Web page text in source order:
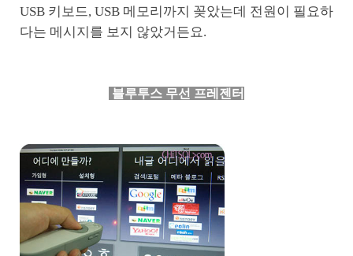
USB 키보드, USB 메모리까지 꽂았는데 전원이 필요하
다는 메시지를 보지 않았거든요.
블루투스 무선 프레젠터